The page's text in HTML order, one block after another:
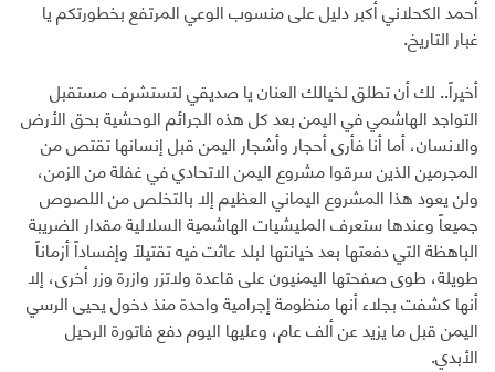
أحمد الكحلاني أكبر دليل على منسوب الوعي المرتفع بخطورتكم يا
غبار التاريخ.
أخيراً.. لك أن تطلق لخيالك العنان يا صديقي لتستشرف مستقبل
التواجد الهاشمي في اليمن بعد كل هذه الجرائم الوحشية بحق الأرض
والانسان، أما أنا فأرى أحجار وأشجار اليمن قبل إنسانها تقتص من
المجرمين الذين سرقوا مشروع اليمن الاتحادي في غفلة من الزمن،
ولن يعود هذا المشروع اليماني العظيم إلا بالتخلص من اللصوص
جميعاً وعندها ستعرف المليشيات الهاشمية السلالية مقدار الضريبة
الباهظة التي دفعتها بعد خيانتها لبلد عاثت فيه تقتيلاً وإفساداً أزماناً
طويلة، طوى صفحتها اليمنيون على قاعدة ولاتزر وازرة وزر أخرى، إلا
أنها كشفت بجلاء أنها منظومة إجرامية واحدة منذ دخول يحيى الرسي
اليمن قبل ما يزيد عن ألف عام، وعليها اليوم دفع فاتورة الرحيل
الأبدي.